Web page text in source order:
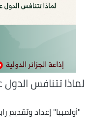
لماذا تتنافس
"أولمبيا" إعداد